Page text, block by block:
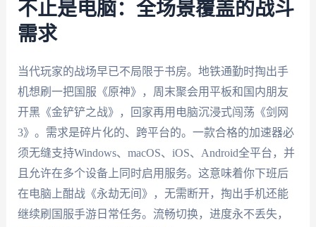
不止是电脑：全场景覆盖的战斗
需求
当代玩家的战场早已不局限于书房。地铁通勤时掏出手
机想刷一把国服《原神》，周末聚会用平板和国内朋友
开黑《金铲铲之战》，回家再用电脑沉浸式闯荡《剑网
3》。需求是碎片化的、跨平台的。一款合格的加速器必
须无缝支持Windows、macOS、iOS、Android全平台，并
且允许在多个设备上同时启用服务。这意味着你下班后
在电脑上酣战《永劫无间》，无需断开，掏出手机还能
继续刷国服手游日常任务。流畅切换，进度永不丢失，